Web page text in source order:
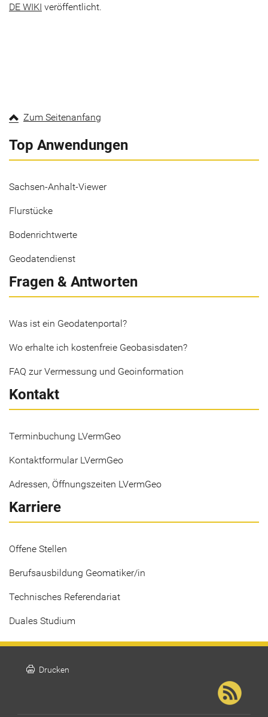
DE WIKI veröffentlicht.
Zum Seitenanfang
Top Anwendungen
Sachsen-Anhalt-Viewer
Flurstücke
Bodenrichtwerte
Geodatendienst
Fragen & Antworten
Was ist ein Geodatenportal?
Wo erhalte ich kostenfreie Geobasisdaten?
FAQ zur Vermessung und Geoinformation
Kontakt
Terminbuchung LVermGeo
Kontaktformular LVermGeo
Adressen, Öffnungszeiten LVermGeo
Karriere
Offene Stellen
Berufsausbildung Geomatiker/in
Technisches Referendariat
Duales Studium
print Drucken